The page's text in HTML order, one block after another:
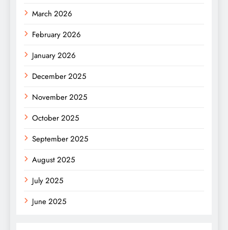
March 2026
February 2026
January 2026
December 2025
November 2025
October 2025
September 2025
August 2025
July 2025
June 2025